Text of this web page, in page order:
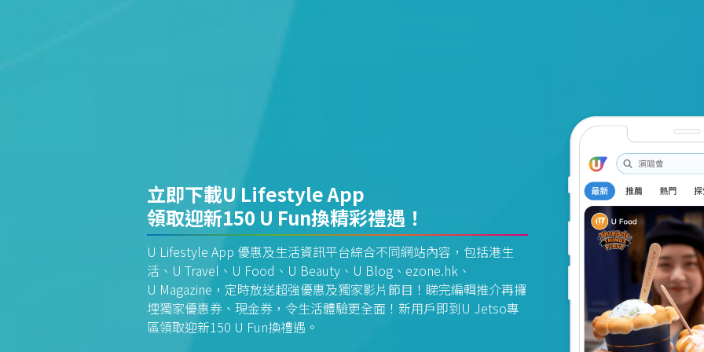
立即下載U Lifestyle App
領取迎新150 U Fun換精彩禮遇！
U Lifestyle App 優惠及生活資訊平台綜合不同網站內容，包括港生
活、U Travel、U Food、U Beauty、U Blog、ezone.hk、
U Magazine，定時放送超強優惠及獨家影片節目！睇完編輯推介再攞
埋獨家優惠券、現金券，令生活體驗更全面！新用戶即到U Jetso專
區領取迎新150 U Fun換禮遇。